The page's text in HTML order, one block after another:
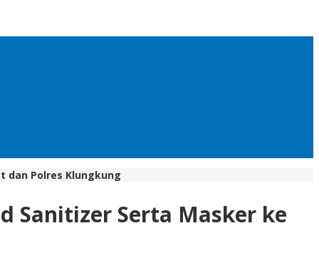
dan Polres Klungkung
Sanitizer Serta Masker ke